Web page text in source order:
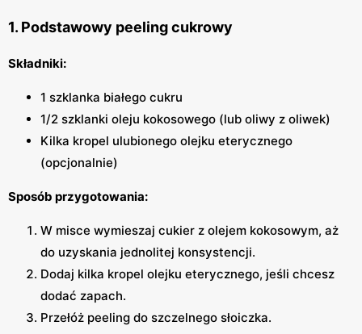
1. Podstawowy peeling cukrowy
Składniki:
1 szklanka białego cukru
1/2 szklanki oleju kokosowego (lub oliwy z oliwek)
Kilka kropel ulubionego olejku eterycznego
(opcjonalnie)
Sposób przygotowania:
W misce wymieszaj cukier z olejem kokosowym, aż
do uzyskania jednolitej konsystencji.
Dodaj kilka kropel olejku eterycznego, jeśli chcesz
dodać zapach.
Przełóż peeling do szczelnego słoiczka.